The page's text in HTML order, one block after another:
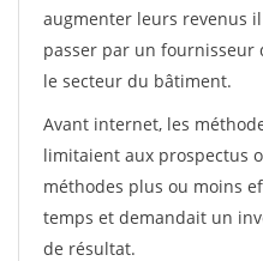
augmenter leurs revenus
passer par un fournisseur
le secteur du bâtiment.
Avant internet, les
limitaient aux prospectus
méthodes plus ou moins
temps et demandait un
de résultat.